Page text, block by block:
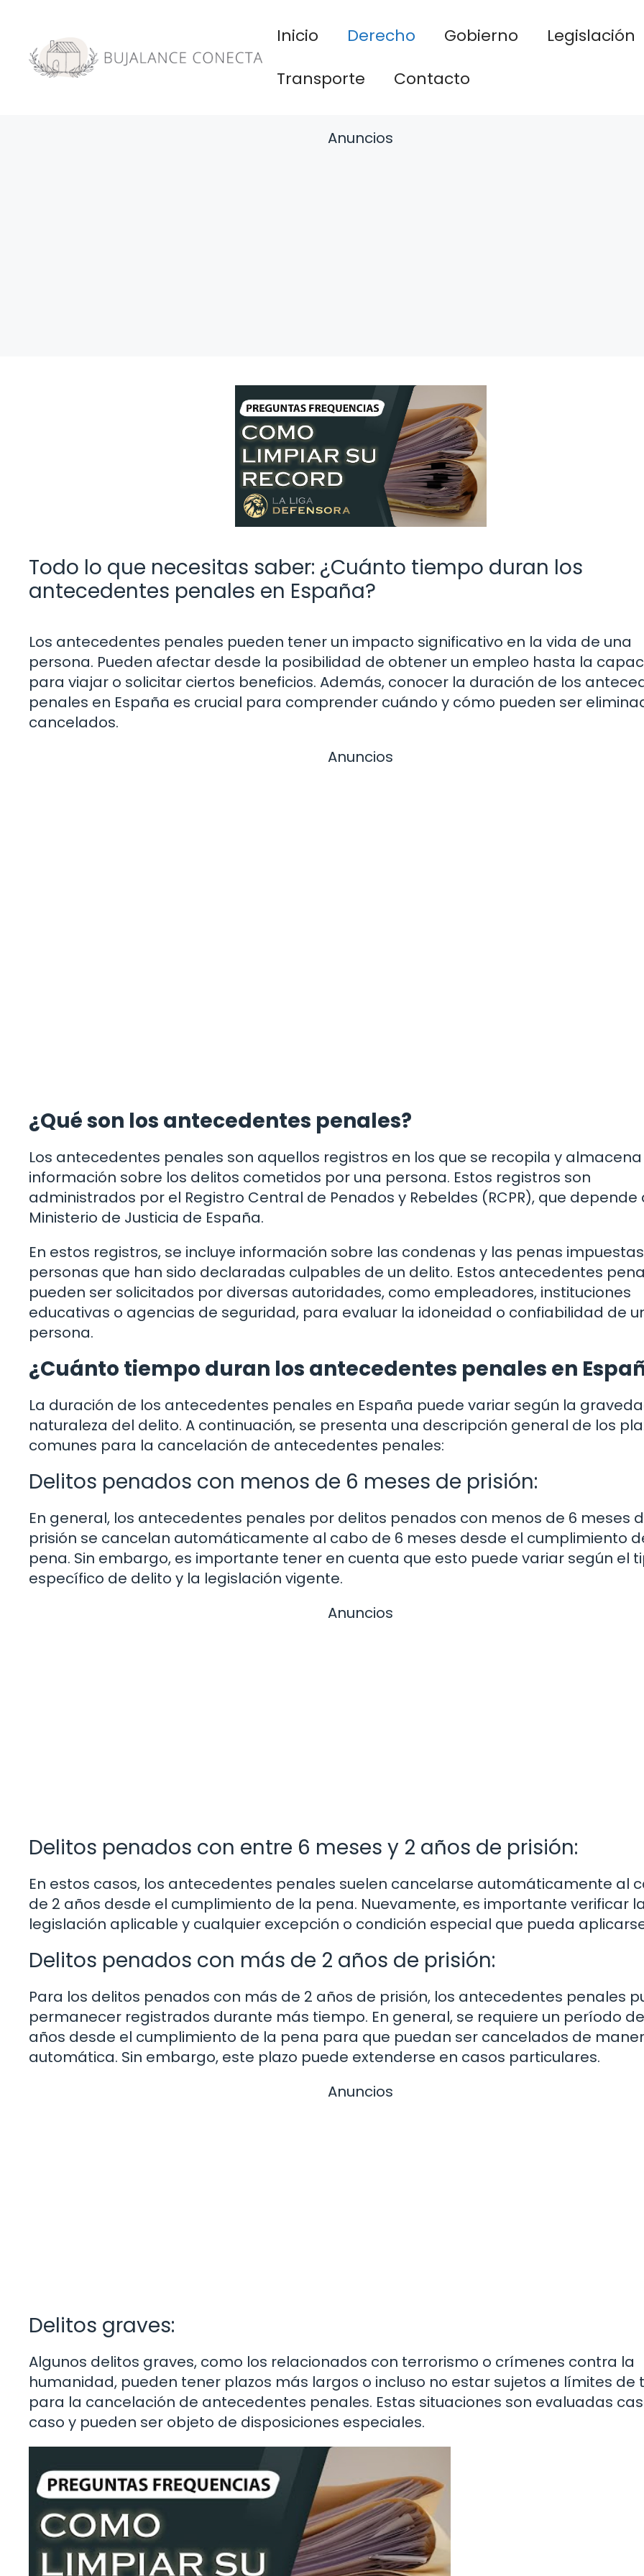
contenido
Inicio Derecho Gobierno Legislación
Transporte
Contacto
Anuncios
Todo lo que necesitas saber: ¿Cuánto tiempo duran los
antecedentes penales en España?
Los antecedentes penales pueden tener un impacto significativo en la vida de una
persona. Pueden afectar desde la posibilidad de obtener un empleo hasta la
para viajar o solicitar ciertos beneficios. Además, conocer la duración de los
penales en España es crucial para comprender cuándo y cómo pueden ser
cancelados.
Anuncios
¿Qué son los antecedentes penales?
Los antecedentes penales son aquellos registros en los que se recopila y almacena
información sobre los delitos cometidos por una persona. Estos registros son
administrados por el Registro Central de Penados y Rebeldes (RCPR), que depende
Ministerio de Justicia de España.
En estos registros, se incluye información sobre las condenas y las penas
personas que han sido declaradas culpables de un delito. Estos antecedentes
pueden ser solicitados por diversas autoridades, como empleadores, instituciones
educativas o agencias de seguridad, para evaluar la idoneidad o confiabilidad de
persona.
¿Cuánto tiempo duran los antecedentes penales en
La duración de los antecedentes penales en España puede variar según la
naturaleza del delito. A continuación, se presenta una descripción general de los
comunes para la cancelación de antecedentes penales:
Delitos penados con menos de 6 meses de prisión:
En general, los antecedentes penales por delitos penados con menos de 6 meses
prisión se cancelan automáticamente al cabo de 6 meses desde el cumplimiento
pena. Sin embargo, es importante tener en cuenta que esto puede variar según el
específico de delito y la legislación vigente.
Anuncios
Delitos penados con entre 6 meses y 2 años de prisión:
En estos casos, los antecedentes penales suelen cancelarse automáticamente al
de 2 años desde el cumplimiento de la pena. Nuevamente, es importante verificar la
legislación aplicable y cualquier excepción o condición especial que pueda
Delitos penados con más de 2 años de prisión:
Para los delitos penados con más de 2 años de prisión, los antecedentes penales
permanecer registrados durante más tiempo. En general, se requiere un período
años desde el cumplimiento de la pena para que puedan ser cancelados de
automática. Sin embargo, este plazo puede extenderse en casos particulares.
Anuncios
Delitos graves:
Algunos delitos graves, como los relacionados con terrorismo o crímenes contra la
humanidad, pueden tener plazos más largos o incluso no estar sujetos a límites de
para la cancelación de antecedentes penales. Estas situaciones son evaluadas
caso y pueden ser objeto de disposiciones especiales.